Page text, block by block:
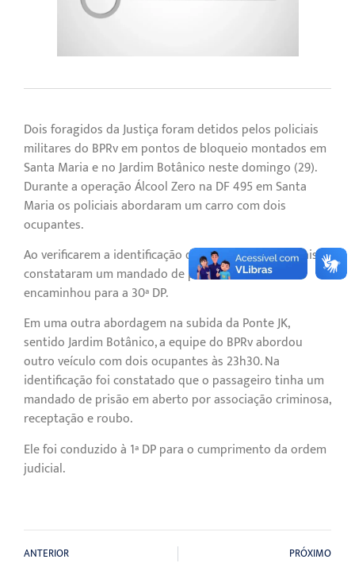
Dois foragidos da Justiça foram detidos pelos policiais
militares do BPRv em pontos de bloqueio montados em
Santa Maria e no Jardim Botânico neste domingo (29).
Durante a operação Álcool Zero na DF 495 em Santa
Maria os policiais abordaram um carro com dois
ocupantes.
Ao verificarem a identificação do condutor, os policiais
constataram um mandado de prisão em aberto e o
encaminhou para a 30ª DP.
Em uma outra abordagem na subida da Ponte JK,
sentido Jardim Botânico, a equipe do BPRv abordou
outro veículo com dois ocupantes às 23h30. Na
identificação foi constatado que o passageiro tinha um
mandado de prisão em aberto por associação criminosa,
receptação e roubo.
Ele foi conduzido à 1ª DP para o cumprimento da ordem
judicial.
ANTERIOR PRÓXIMO